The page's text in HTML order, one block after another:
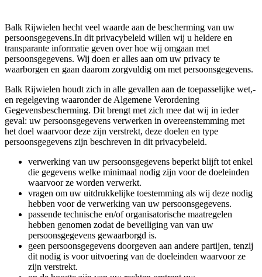
Balk Rijwielen hecht veel waarde aan de bescherming van uw
persoonsgegevens.In dit privacybeleid willen wij u heldere en
transparante informatie geven over hoe wij omgaan met
persoonsgegevens. Wij doen er alles aan om uw privacy te
waarborgen en gaan daarom zorgvuldig om met persoonsgegevens.
Balk Rijwielen houdt zich in alle gevallen aan de toepasselijke wet,-
en regelgeving waaronder de Algemene Verordening
Gegevensbescherming. Dit brengt met zich mee dat wij in ieder
geval: uw persoonsgegevens verwerken in overeenstemming met
het doel waarvoor deze zijn verstrekt, deze doelen en type
persoonsgegevens zijn beschreven in dit privacybeleid.
verwerking van uw persoonsgegevens beperkt blijft tot enkel
die gegevens welke minimaal nodig zijn voor de doeleinden
waarvoor ze worden verwerkt.
vragen om uw uitdrukkelijke toestemming als wij deze nodig
hebben voor de verwerking van uw persoonsgegevens.
passende technische en/of organisatorische maatregelen
hebben genomen zodat de beveiliging van van uw
persoonsgegevens gewaarborgd is.
geen persoonsgegevens doorgeven aan andere partijen, tenzij
dit nodig is voor uitvoering van de doeleinden waarvoor ze
zijn verstrekt.